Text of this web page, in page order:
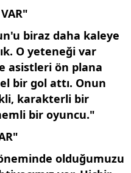
biraz daha kaleye
O yeteneği var
asistleri ön plana
bir gol attı. Onun
karakterli bir
bir oyuncu."
olduğumuzu